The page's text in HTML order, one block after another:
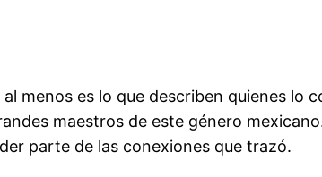
menos es lo que describen quienes lo
maestros de este género
parte de las conexiones que trazó.